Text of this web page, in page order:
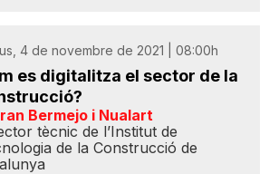
4 de novembre de 2021 | 08:00h
es digitalitza el sector de la
Bermejo i Nualart
tècnic de l’Institut de
de la Construcció de